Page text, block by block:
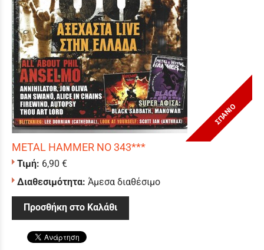
ΣΠΑΝΙΟ
METAL HAMMER NO 343***
Τιμή: 6,90 €
Διαθεσιμότητα: Άμεσα διαθέσιμο
Προσθήκη στο Καλάθι